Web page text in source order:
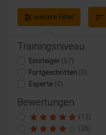
weitere Filter sort
Trainingsniveau
Einsteiger (57)
Fortgeschritten (0)
Experte (0)
Bewertungen
(12)
(26)